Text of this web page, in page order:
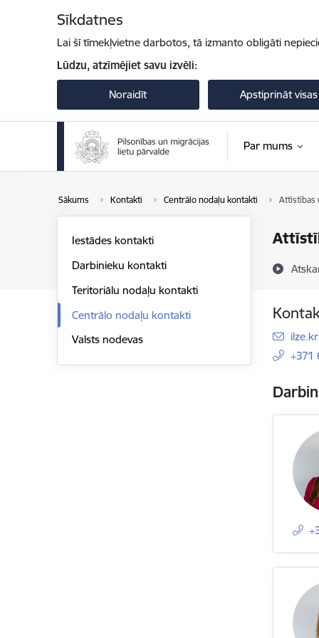
Sīkdatnes
Lai šī tīmekļvietne darbotos, tā izmanto obligāti
Lūdzu, atzīmējiet savu izvēli:
Noraidīt Apstiprināt visas
Par mums
Sākums Kontakti Centrālo nodaļu kontakti Attīstības
Iestādes kontakti
Darbinieku kontakti
Teritoriālu nodaļu kontakti
Centrālo nodaļu kontakti
Valsts nodevas
E-
+371